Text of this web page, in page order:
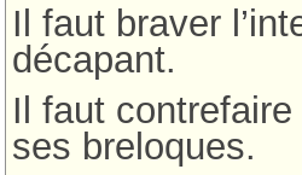
Il faut braver
décapant.
Il faut
ses breloques.